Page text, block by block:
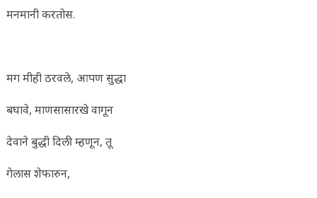
मनमानी करतोस.
मग मीही ठरवले, आपण सुद्धा
बघावे, माणसासारखे वागून
देवाने बुद्धी दिली म्हणून, तू
गेलास शेफारुन,